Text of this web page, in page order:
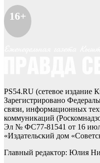
16+
PS54.RU (сетевое издание
Зарегистрировано
связи, информационных
коммуникаций
Эл № ФС77-81541 от 16
«Издательский дом
Главный редактор: Юлия